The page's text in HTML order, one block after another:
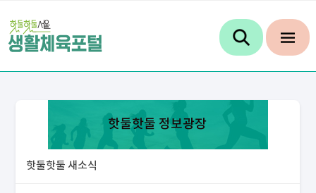
핫둘핫둘 정보광장
핫둘핫둘 새소식